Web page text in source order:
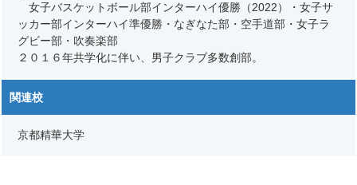
女子バスケットボール部インターハイ優勝（2022）・女子サ
ッカー部インターハイ準優勝・なぎなた部・空手道部・女子ラ
グビー部・吹奏楽部
２０１６年共学化に伴い、男子クラブ多数創部。
関連校
京都精華大学